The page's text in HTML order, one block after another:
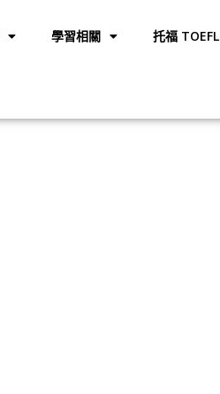
學習相關 托福 TOEFL